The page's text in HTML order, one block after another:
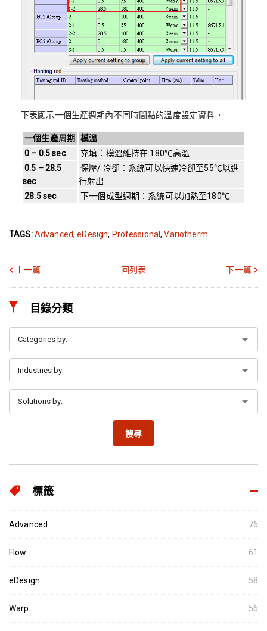
下表顯示一個生產週期內不同時間點的溫度設定資料。
一個生產周期
模溫
0 – 0.5 sec
充填：模溫維持在 180℃高溫
0.5 – 28.5
sec
保壓/ 冷卻：系統可以快速冷卻至55℃以進
行射出
28.5 sec
下一個成型週期：系統可以加熱至180℃
TAGS:Advanced,eDesign, Professional,Variotherm
上一篇 回列表 下一篇
目錄分類
搜尋
標籤
Advanced 76
Flow 61
eDesign 58
Warp 56